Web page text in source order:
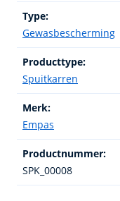
Type:
Gewasbescherming
Producttype:
Spuitkarren
Merk:
Empas
Productnummer:
SPK_00008